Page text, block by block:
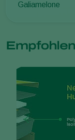
Galiamelone